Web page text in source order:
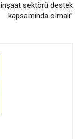
inşaat sektörü destek
kapsamında olmalı”